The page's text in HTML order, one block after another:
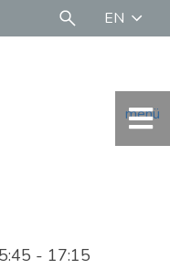
EN
menü
- 17:15